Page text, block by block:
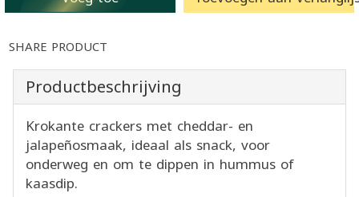
SHARE PRODUCT
Productbeschrijving
Krokante crackers met cheddar- en
jalapeñosmaak, ideaal als snack, voor
onderweg en om te dippen in hummus of
kaasdip.